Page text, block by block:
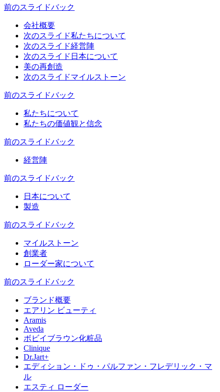
前のスライドバック
会社概要
次のスライド私たちについて
次のスライド経営陣
次のスライド 日本について
美の再創造
次のスライドマイルストーン
前のスライドバック
私たちについて
私たちの価値観と信念
前のスライドバック
経営陣
前のスライドバック
日本について
製造
前のスライドバック
マイルストーン
創業者
ローダー家について
前のスライドバック
ブランド概要
エアリン ビューティ
Aramis
Aveda
ボビイブラウン化粧品
Clinique
Dr.Jart+
エディション・ドゥ・パルファン・フレデリック・マ
ル
エスティ ローダー